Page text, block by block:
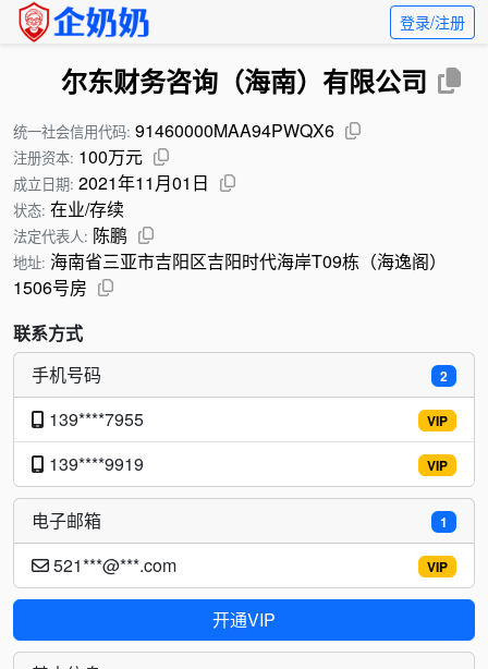
登录/注册
尔东财务咨询（海南）有限公司
统一社会信用代码: 91460000MAA94PWQX6
注册资本: 100万元
成立日期: 2021年11月01日
状态: 在业/存续
法定代表人: 陈鹏
地址: 海南省三亚市吉阳区吉阳时代海岸T09栋（海逸阁）
1506号房
联系方式
2
手机号码
VIP
139****7955
VIP
139****9919
1
电子邮箱
VIP
521***@***.com
开通VIP